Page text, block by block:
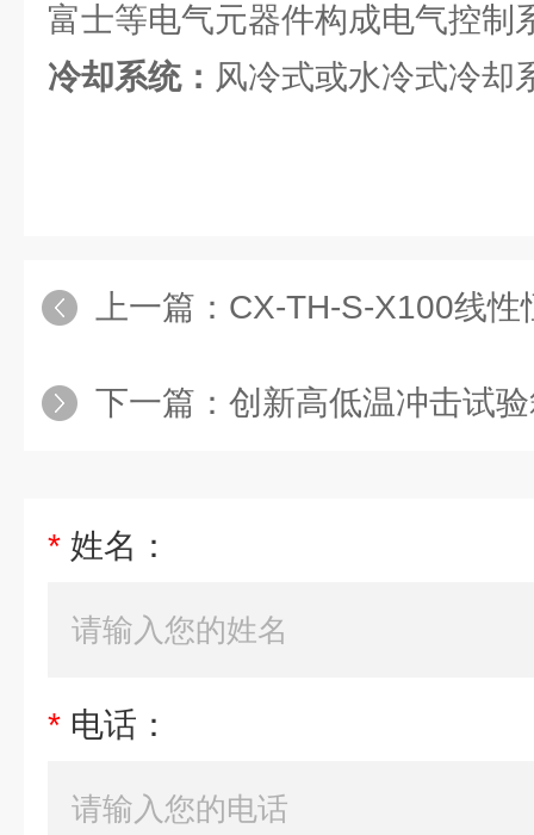
富士等电气元器件构成电气控制
冷却系统： 风冷式或水冷式冷却
上一篇： CX-TH-S-X100线性
下一篇： 创新高低温冲击试
* 姓名：
* 电话：